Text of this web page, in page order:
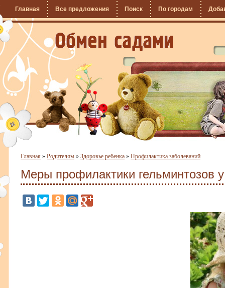
Главная Все предложения Поиск По городам
Главная » Родителям » Здоровье ребенка » Профилактика заболеваний
Меры профилактики гельминтозов